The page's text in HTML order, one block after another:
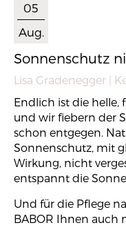
05
Aug.
Sonnenschutz
Lisa Gradenegger |
Endlich ist die helle,
und wir fiebern der
schon entgegen.
Sonnenschutz, mit
Wirkung, nicht
entspannt die
Und für die Pflege
BABOR Ihnen auch